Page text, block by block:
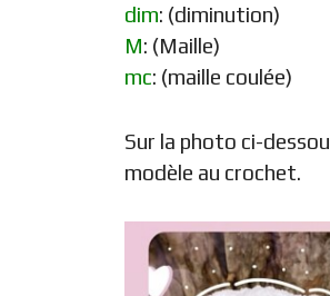
dim: (diminution)
M: (Maille)
mc: (maille coulée)
Sur la photo ci-
modèle au crochet.